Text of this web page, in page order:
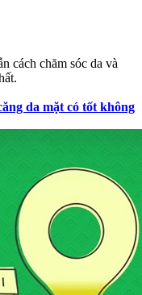
cách chăm sóc da và
da mặt có tốt không